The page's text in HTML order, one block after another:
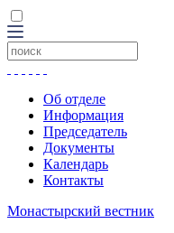
Об отделе
Информация
Председатель
Документы
Календарь
Контакты
Монастырский вестник